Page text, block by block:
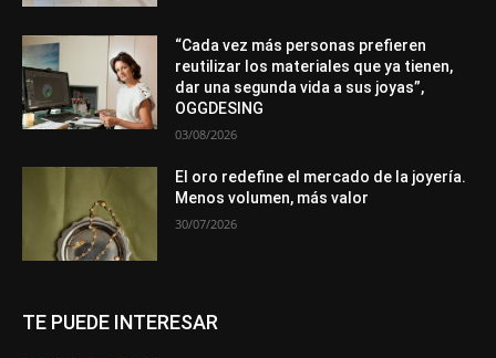
“Cada vez más personas prefieren
reutilizar los materiales que ya tienen,
dar una segunda vida a sus joyas”,
OGGDESING
03/08/2026
El oro redefine el mercado de la joyería.
Menos volumen, más valor
30/07/2026
TE PUEDE INTERESAR